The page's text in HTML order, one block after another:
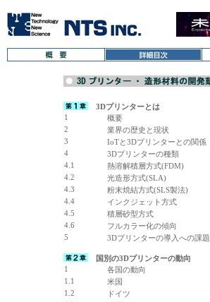
3Dプリンターとは
1
概要
2
業界の歴史と現状
3
IoTと3Dプリンターとの関係
4
3Dプリンターの種類
4.1
熱溶解積層方式(FDM)
4.2
光造形方式(SLA)
4.3
粉末焼結方式(SLS製法)
4.4
インクジェット方式
4.5
積層砂型方式
4.6
フルカラー化の傾向
5
3Dプリンターの導入への課題
国別の3Dプリンターの動向
1
各国の動向
1.1
米国
1.2
ドイツ